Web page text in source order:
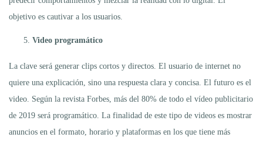
objetivo es cautivar a los usuarios.
Video programático
La clave será generar clips cortos y directos. El usuario de internet no
quiere una explicación, sino una respuesta clara y concisa. El futuro es el
video. Según la revista Forbes, más del 80% de todo el vídeo publicitario
de 2019 será programático. La finalidad de este tipo de videos es mostrar
anuncios en el formato, horario y plataformas en los que tiene más